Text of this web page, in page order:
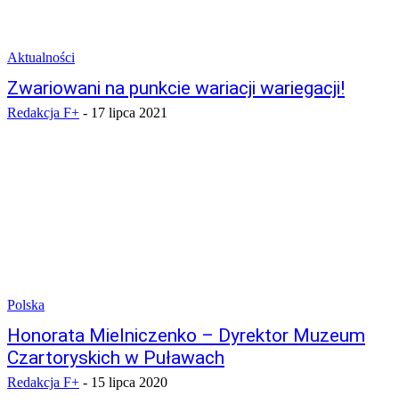
Aktualności
Zwariowani na punkcie wariacji wariegacji!
Redakcja F+ - 17 lipca 2021
Polska
Honorata Mielniczenko – Dyrektor Muzeum
Czartoryskich w Puławach
Redakcja F+ - 15 lipca 2020